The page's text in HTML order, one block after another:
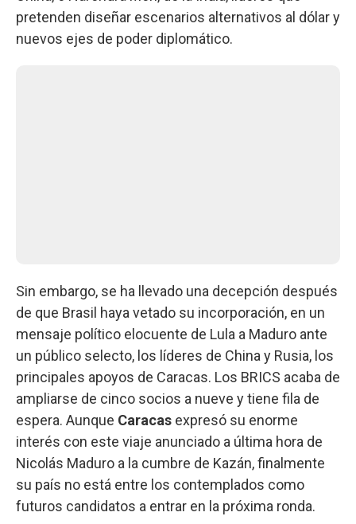
pretenden diseñar escenarios alternativos al dólar y
nuevos ejes de poder diplomático.
Sin embargo, se ha llevado una decepción después
de que Brasil haya vetado su incorporación, en un
mensaje político elocuente de Lula a Maduro ante
un público selecto, los líderes de China y Rusia, los
principales apoyos de Caracas. Los BRICS acaba de
ampliarse de cinco socios a nueve y tiene fila de
espera. Aunque Caracas expresó su enorme
interés con este viaje anunciado a última hora de
Nicolás Maduro a la cumbre de Kazán, finalmente
su país no está entre los contemplados como
futuros candidatos a entrar en la próxima ronda.